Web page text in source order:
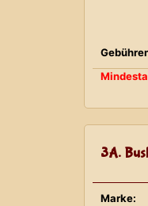
3A.
Marke: